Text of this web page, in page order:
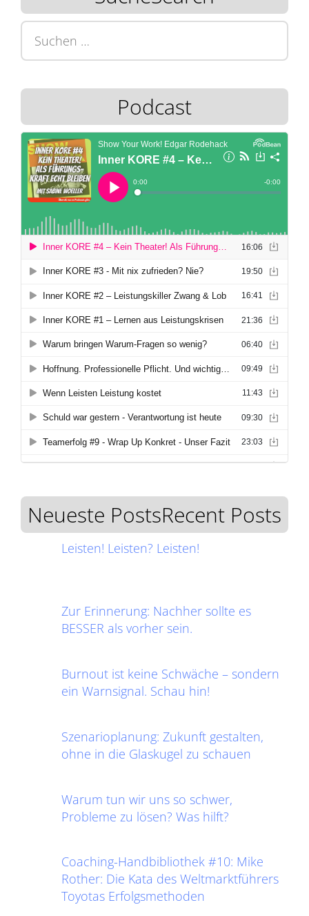
nach:
Podcast
Neueste PostsRecent Posts
Leisten! Leisten? Leisten!
Zur Erinnerung: Nachher sollte es
BESSER als vorher sein.
Burnout ist keine Schwäche – sondern
ein Warnsignal. Schau hin!
Szenarioplanung: Zukunft gestalten,
ohne in die Glaskugel zu schauen
Warum tun wir uns so schwer,
Probleme zu lösen? Was hilft?
Coaching-Handbibliothek #10: Mike
Rother: Die Kata des Weltmarktführers
Toyotas Erfolgsmethoden